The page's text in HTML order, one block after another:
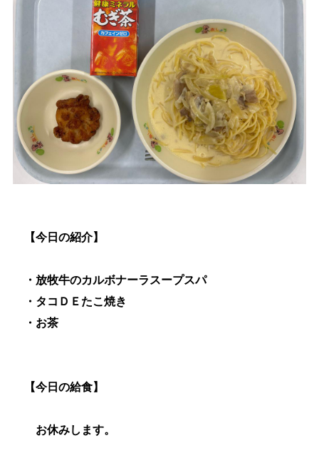
文字サイズ
標準 拡大
色合い
白 黒 黄 青
リセット
【今日の紹介】
・放牧牛のカルボナーラスープスパ
・タコＤＥたこ焼き
・お茶
【今日の給食】
お休みします。